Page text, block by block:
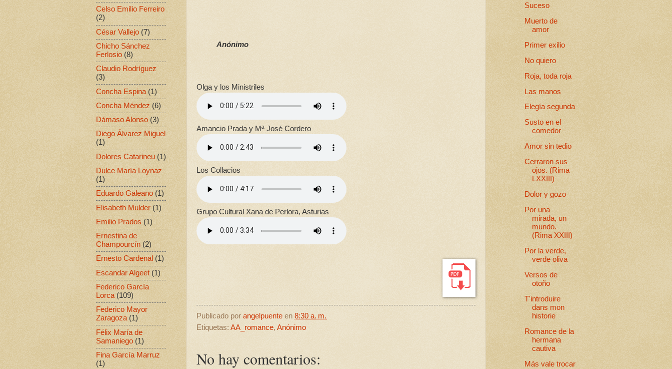
Anónimo
Olga y los Ministriles
Amancio Prada y Mª José Cordero
Los Collacios
Grupo Cultural Xana de Perlora, Asturias
Publicado por angelpuente en 8:30 a. m.
Etiquetas: AA_romance, Anónimo
No hay comentarios:
Celso Emilio Ferreiro
(2)
César Vallejo (7)
Chicho Sánchez
Ferlosio (8)
Claudio Rodríguez
(3)
Concha Espina (1)
Concha Méndez (6)
Dámaso Alonso (3)
Diego Álvarez Miguel
(1)
Dolores Catarineu (1)
Dulce María Loynaz
(1)
Eduardo Galeano (1)
Elisabeth Mulder (1)
Emilio Prados (1)
Ernestina de
Champourcín (2)
Ernesto Cardenal (1)
Escandar Algeet (1)
Federico García
Lorca (109)
Federico Mayor
Zaragoza (1)
Félix María de
Samaniego (1)
Fina García Marruz
(1)
Suceso
Muerto de
amor
Primer exilio
No quiero
Roja, toda roja
Las manos
Elegía segunda
Susto en el
comedor
Amor sin tedio
Cerraron sus
ojos. (Rima
LXXIII)
Dolor y gozo
Por una
mirada, un
mundo.
(Rima XXIII)
Por la verde,
verde oliva
Versos de
otoño
T'introduire
dans mon
historie
Romance de la
hermana
cautiva
Más vale trocar